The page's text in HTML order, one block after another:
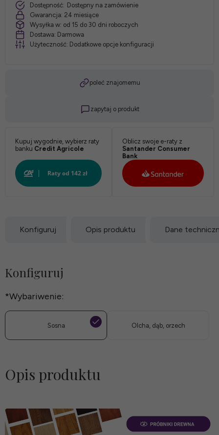
Wybariwenie:
Dostępność: Dostępny na zamówienie
Gwarancja: 24 miesiące
Wysyłka w: od 15 do 30 dni roboczych
Dostawa: Darmowa
Użyteczność: Dodatkowe opcje konfiguracji
poleć znajomemu
zapytaj o produkt
Kupuj wygodnie, wybierz raty
banku Credit Agricole
Oblicz swoje e-raty z
Santander Consumer
Bank
Konfiguruj Opis produktu Dane
Konfiguruj
*Wybariwenie:
Sosna Olcha, dąb, orzech
Opis produktu